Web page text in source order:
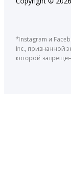
*Instagram и
Inc., признанной
которой